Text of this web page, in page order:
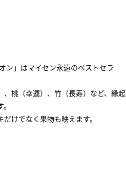
ン」はマイセン永遠のベストセラ
桃（幸運）、竹（長寿）など、縁起
けでなく果物も映えます。